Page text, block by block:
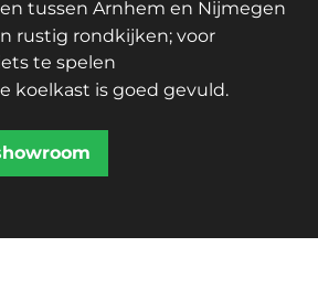
tussen Arnhem en Nijmegen
rustig rondkijken; voor
te spelen
koelkast is goed gevuld.